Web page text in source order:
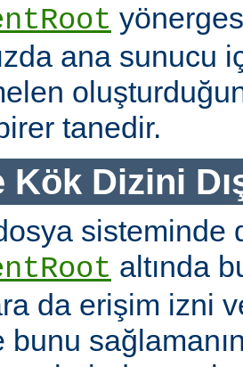
ana sunucu
tanedir.
Kök Dizini
sisteminde
altında
da erişim izni
bunu